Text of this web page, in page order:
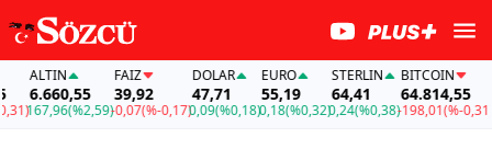
ALTIN
6.660,55
167,96(%2,59)
FAİZ
39,92
-0,07(%-0,17)
DOLAR
47,71
0,09(%0,18)
EURO
55,19
0,18(%0,32)
STERLIN
64,41
0,24(%0,38)
BITCOIN
64.814,55
-198,01(%-0,31)